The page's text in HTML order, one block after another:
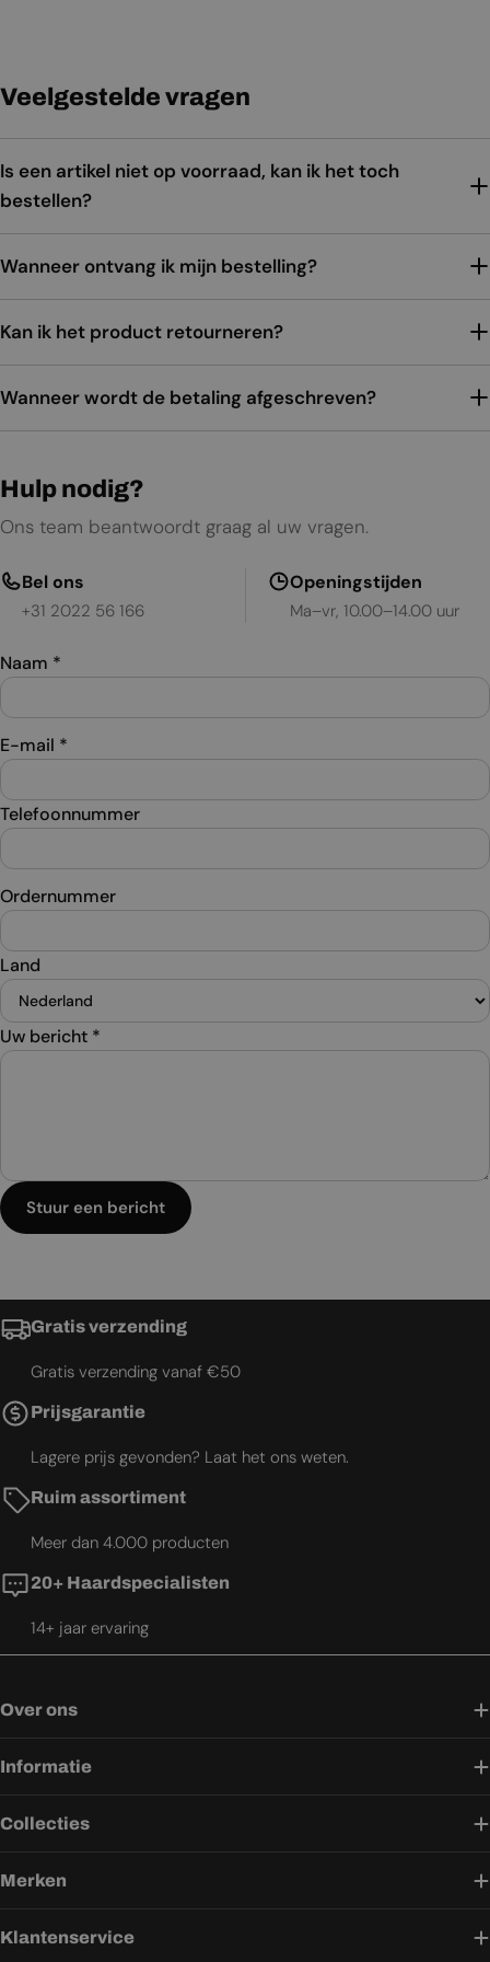
Veelgestelde vragen
Is een artikel niet op voorraad, kan ik het toch
bestellen?
Wanneer ontvang ik mijn bestelling?
Kan ik het product retourneren?
Wanneer wordt de betaling afgeschreven?
Hulp nodig?
Ons team beantwoordt graag al uw vragen.
Bel ons
+31 2022 56 166
Openingstijden
Ma–vr, 10.00–14.00 uur
Naam *
E-mail *
Telefoonnummer
Ordernummer
Land
Uw bericht *
Stuur een bericht
Gratis verzending
Gratis verzending vanaf €50
Prijsgarantie
Lagere prijs gevonden? Laat het ons weten.
Ruim assortiment
Meer dan 4.000 producten
20+ Haardspecialisten
14+ jaar ervaring
Over ons
Informatie
Collecties
Merken
Klantenservice